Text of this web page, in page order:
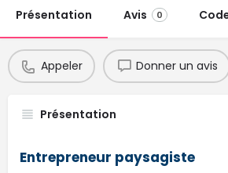
Présentation Avis 0
Appeler Donner un avis
Présentation
Entrepreneur paysagiste